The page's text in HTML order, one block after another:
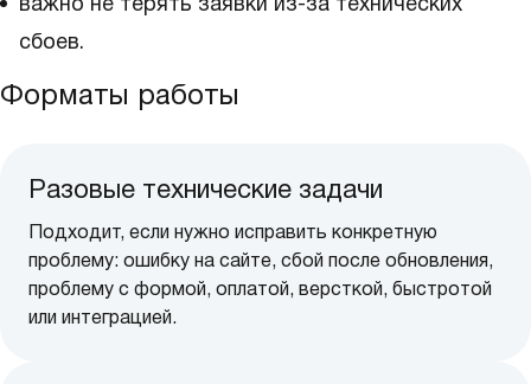
важно не терять заявки из-за технических
сбоев.
Форматы работы
Разовые технические задачи
Подходит, если нужно исправить конкретную
проблему: ошибку на сайте, сбой после обновления,
проблему с формой, оплатой, версткой, быстротой
или интеграцией.